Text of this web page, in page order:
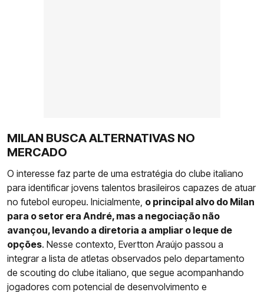
MILAN BUSCA ALTERNATIVAS NO
MERCADO
O interesse faz parte de uma estratégia do clube italiano
para identificar jovens talentos brasileiros capazes de atuar
no futebol europeu. Inicialmente, o principal alvo do Milan
para o setor era André, mas a negociação não
avançou, levando a diretoria a ampliar o leque de
opções. Nesse contexto, Evertton Araújo passou a
integrar a lista de atletas observados pelo departamento
de scouting do clube italiano, que segue acompanhando
jogadores com potencial de desenvolvimento e